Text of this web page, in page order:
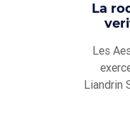
La
Les
Liandrin